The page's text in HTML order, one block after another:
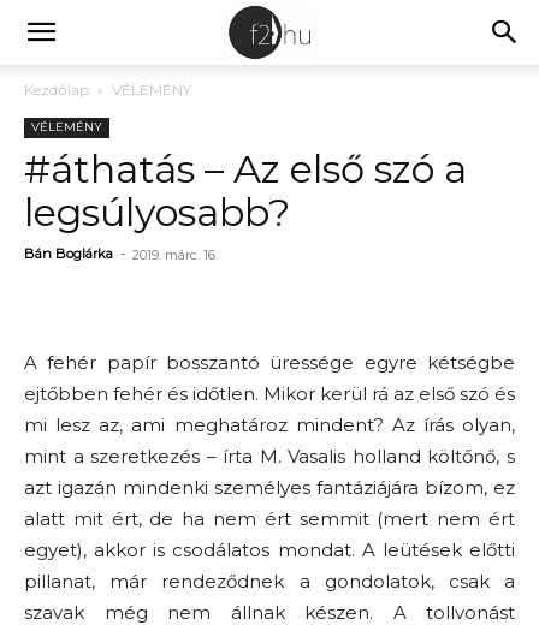
Kezdőlap VÉLEMÉNY
VÉLEMÉNY
#áthatás – Az első szó a
legsúlyosabb?
Bán Boglárka - 2019. márc. 16.
A fehér papír bosszantó üressége egyre kétségbe
ejtőbben fehér és időtlen. Mikor kerül rá az első szó és
mi lesz az, ami meghatároz mindent? Az írás olyan,
mint a szeretkezés – írta M. Vasalis holland költőnő, s
azt igazán mindenki személyes fantáziájára bízom, ez
alatt mit ért, de ha nem ért semmit (mert nem ért
egyet), akkor is csodálatos mondat. A leütések előtti
pillanat, már rendeződnek a gondolatok, csak a
szavak még nem állnak készen. A tollvonást